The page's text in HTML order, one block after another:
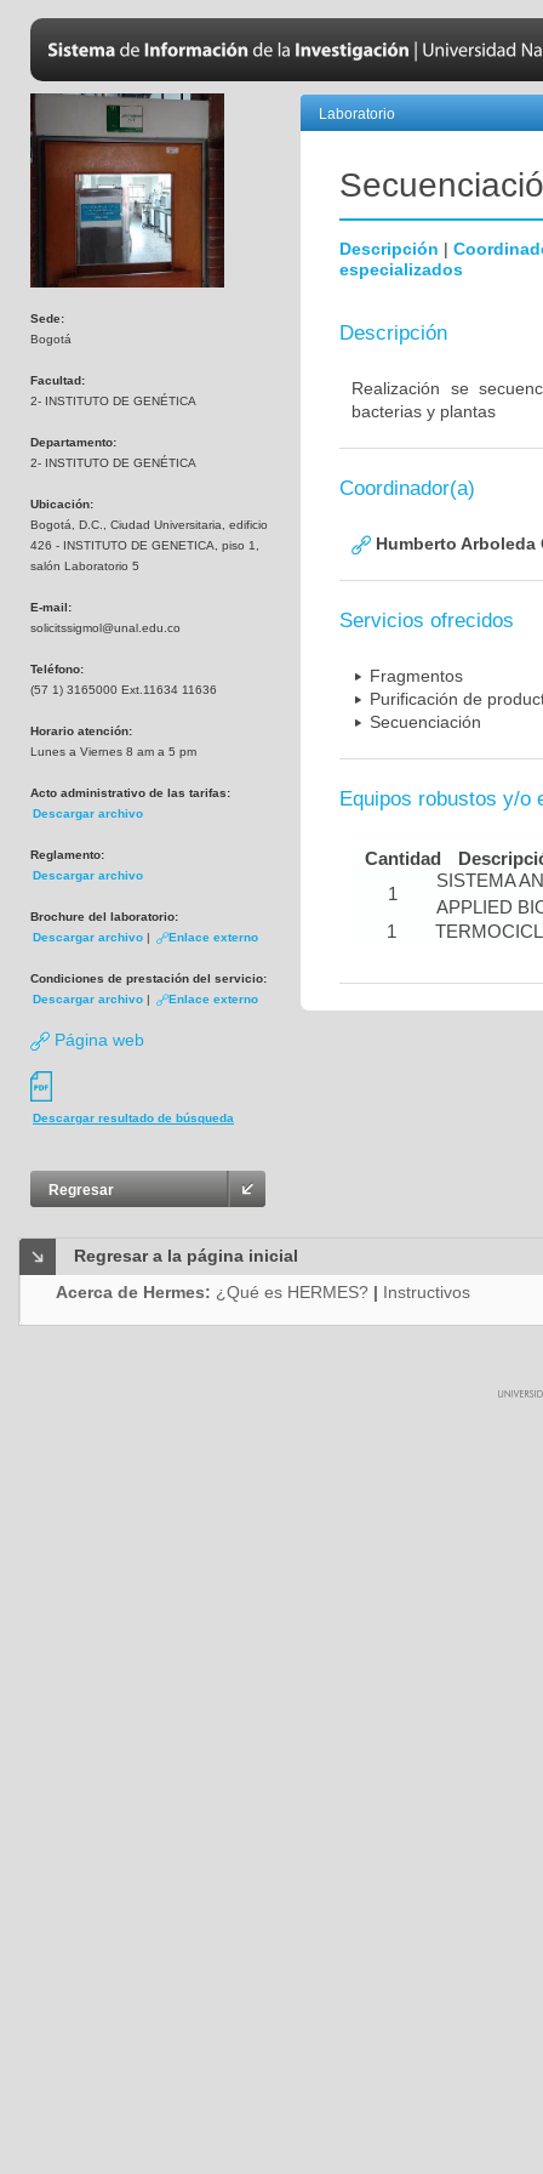
Sede:
Bogotá
Facultad:
2- INSTITUTO DE GENÉTICA
Departamento:
2- INSTITUTO DE GENÉTICA
Ubicación:
Bogotá, D.C., Ciudad Universitaria, edificio
426 - INSTITUTO DE GENETICA, piso 1,
salón Laboratorio 5
E-mail:
solicitssigmol@unal.edu.co
Teléfono:
(57 1) 3165000 Ext.11634 11636
Horario atención:
Lunes a Viernes 8 am a 5 pm
Acto administrativo de las tarifas:
Descargar archivo
Reglamento:
Descargar archivo
Brochure del laboratorio:
Descargar archivo | Enlace externo
Condiciones de prestación del servicio:
Descargar archivo | Enlace externo
Página web
Descargar resultado de búsqueda
Regresar
Laboratorio
Descripción |
especializados
Descripción
Realización se
bacterias y plantas
Coordinador(a)
Humberto Arboleda
Servicios ofrecidos
Fragmentos
Purificación de
Secuenciación
Equipos robustos y/o
Cantidad
1
SISTEMA
APPLIED
1
Regresar a la página inicial
Acerca de Hermes: ¿Qué es HERMES? | Instructivos